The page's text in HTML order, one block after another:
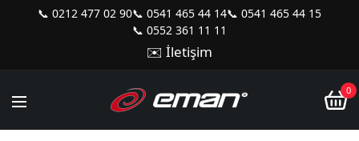
📞 0212 477 02 90📞 0541 465 44 14📞 0541 465 44 15
📞 0552 361 11 11
✉️ İletişim
0